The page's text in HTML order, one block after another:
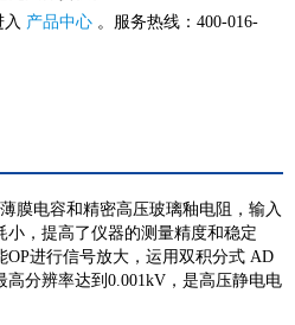
产品中心 。服务热线：400-016-
膜电容和精密高压玻璃釉电阻，输入
小，提高了仪器的测量精度和稳定
进行信号放大，运用双积分式 AD
分辨率达到0.001kV，是高压静电电